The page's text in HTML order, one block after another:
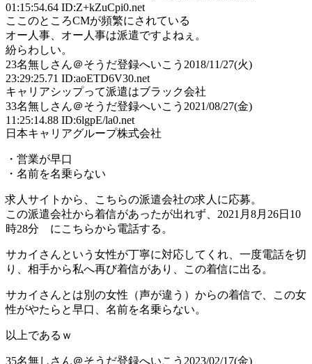
01:15:54.64 ID:Z+kZuCpi0.net
ここのところCMが頻繁にされている
オー人事、オー人事は派遣ですよねぇ。
紛らわしい。
23名無しさん＠そうだ登録へいこう 2018/11/27(火)
23:29:25.71 ID:aoETD6V30.net
キャリアシップって派遣はブラック会社
33名無しさん＠そうだ登録へいこう 2021/08/27(金)
11:25:14.88 ID:6lgpE/la0.net
日本キャリアグループ株式会社
・営業が早口
・名前を名乗らない
求人サイトから、こちらの派遣会社の求人に応募。
この派遣会社から着信があったが出れず、2021月8月26日10
時28分 にこちらから電話する。
サカイさんという女性が丁寧に対応してくれ、一度電話を切
り、相手から私へ再び着信があり、この着信に出る。
サカイさんとは別の女性（声が違う）からの着信で、この女
性がやたらと早口、名前を名乗らない。
以上であるｗ
35名無しさん＠そうだ登録へいこう 2023/02/17(金)